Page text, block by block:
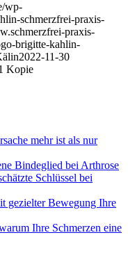
wp-
schmerzfrei-praxis-
praxis-
brigitte-kahlin-
2022-11-30
Kopie
mehr ist als nur
Bindeglied bei Arthrose
Schlüssel bei
gezielter Bewegung Ihre
Ihre Schmerzen eine